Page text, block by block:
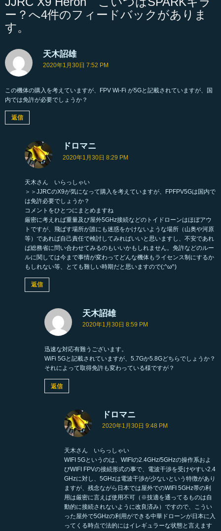
ー？へ4件のフィードバックがありま
す。
天木詔雄よ
り
:
2020年1月30日 7:52 PM
この機体の購入を考えていますが、FPV Wi-Fi が5Gと記載されていますが、国
内では免許が必要でしょうか？
返信
ドロマニ
:
2020年1月30日 8:29 PM
天木さん いらっしゃい
＞＞JJRCのX9が気になって購入を考えていますが、FPFPV5Gは国内で
は免許必要でしょうか？
コメントをひとつにまとめますね
厳密に考えれば重量及び屋外5GHz接続などのトイドローンはほぼアウ
トですが、飛ばす場所が誰にも迷惑をかけないような場所（山奥や河原
等）であれば自己責任で検討してみればいいと思いますし、不安であれ
ば総務省に問い合わせてみるのもいいかもしれません。免許などのルー
ルに関しては今まで事情が変わってどんな機体もライセンス制にするか
もしれない等、とても難しい時期だと思いますので(;^ω^)
返信
天木詔雄よ
り
:
2020年1月30日 8:59 PM
迅速な対応有難うございます。
WiFi 5Gと記載されていますが、5.7Gか5.8Gどちらでしょうか？
それによって取得免許も変わっている様ですが？
返信
ドロマニ
:
2020年1月30日 9:48 PM
天木さん いらっしゃい
WIFI 5Gというのは、WIFIの2.4GHz/5GHzの操作系およ
びWIFI FPVの接続形式の事で、電波干渉を受けやすい2.4
GHzに対し、5GHzは電波干渉が少ないという特徴があり
ますが、残念ながら日本では屋外でのWIFI 5GHz帯の利
用は厳密に言えば使用不可（※技適を通ってるものは自
動的に接続されないように改良済み）ですので、こうい
った屋外で5GHzの利用ができる中華ドローンが日本に入
ってくる時点で法的にはイレギュラーな状態と言えます